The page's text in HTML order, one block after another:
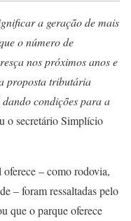
a geração de mais
o número de
nos próximos anos e
proposta tributária
condições para a
o secretário Simplício
– como rodovia,
– foram ressaltadas pelo
que o parque oferece